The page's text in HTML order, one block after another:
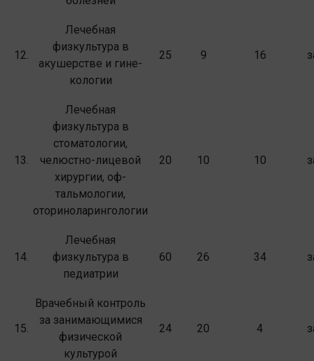
12.
Лечебная
физкультура в
акушерстве и гине­
кологии
25 9 16
13.
Лечебная
физкультура в
стоматологии,
челюстно-лицевой
хирургии, оф­
тальмологии,
оториноларингологии
20 10 10
14.
Лечебная
физкультура в
педиатрии
60 26 34
15.
Врачебный контроль
за занимающимися
физической
культурой
24 20 4